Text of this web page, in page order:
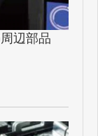
辺部品